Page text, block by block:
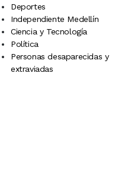
Deportes
Independiente Medellín
Ciencia y Tecnología
Política
Personas desaparecidas y
extraviadas